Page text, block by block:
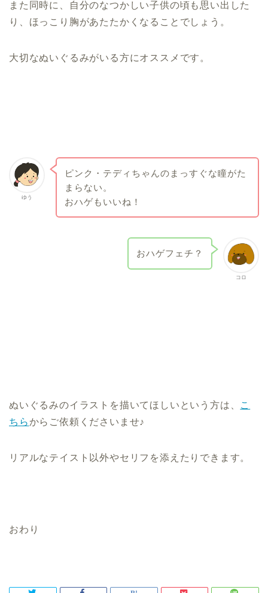
また同時に、自分のなつかしい子供の頃も思い出した
り、ほっこり胸があたたかくなることでしょう。
大切なぬいぐるみがいる方にオススメです。
ゆう
ピンク・テディちゃんのまっすぐな瞳がた
まらない。
おハゲもいいね！
コロ
おハゲフェチ？
ぬいぐるみのイラストを描いてほしいという方は、 こ
ちらからご依頼くださいませ♪
リアルなテイスト以外やセリフを添えたりできます。
おわり